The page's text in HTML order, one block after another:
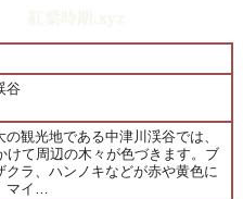
谷
観光地である中津川渓谷では、
けて周辺の木々が色づきます。ブ
ラ、ハンノキなどが赤や黄色に
マイ…